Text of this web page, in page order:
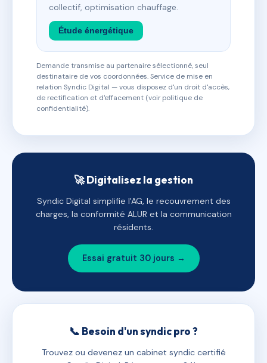
collectif, optimisation chauffage.
Étude énergétique
Demande transmise au partenaire sélectionné, seul
destinataire de vos coordonnées. Service de mise en
relation Syndic Digital — vous disposez d'un droit d'accès,
de rectification et d'effacement (voir politique de
confidentialité).
🚀 Digitalisez la gestion
Syndic Digital simplifie l'AG, le recouvrement des
charges, la conformité ALUR et la communication
résidents.
Essai gratuit 30 jours →
📞 Besoin d'un syndic pro ?
Trouvez ou devenez un cabinet syndic certifié